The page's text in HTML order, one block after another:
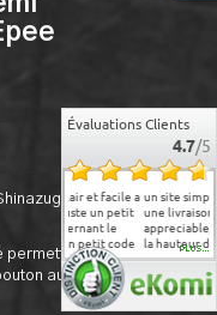
permettant de
au
Évaluations Clients
4.7/5
et facile a
petit code
par
cool
un site simple a utiliser ,
une livraison rapide (fort
appreciable) , un article a
la hauteur de mes
attentes , sa description
pourrai peut etre plus
complete , une belle
finition merci pour cet
PLUS...